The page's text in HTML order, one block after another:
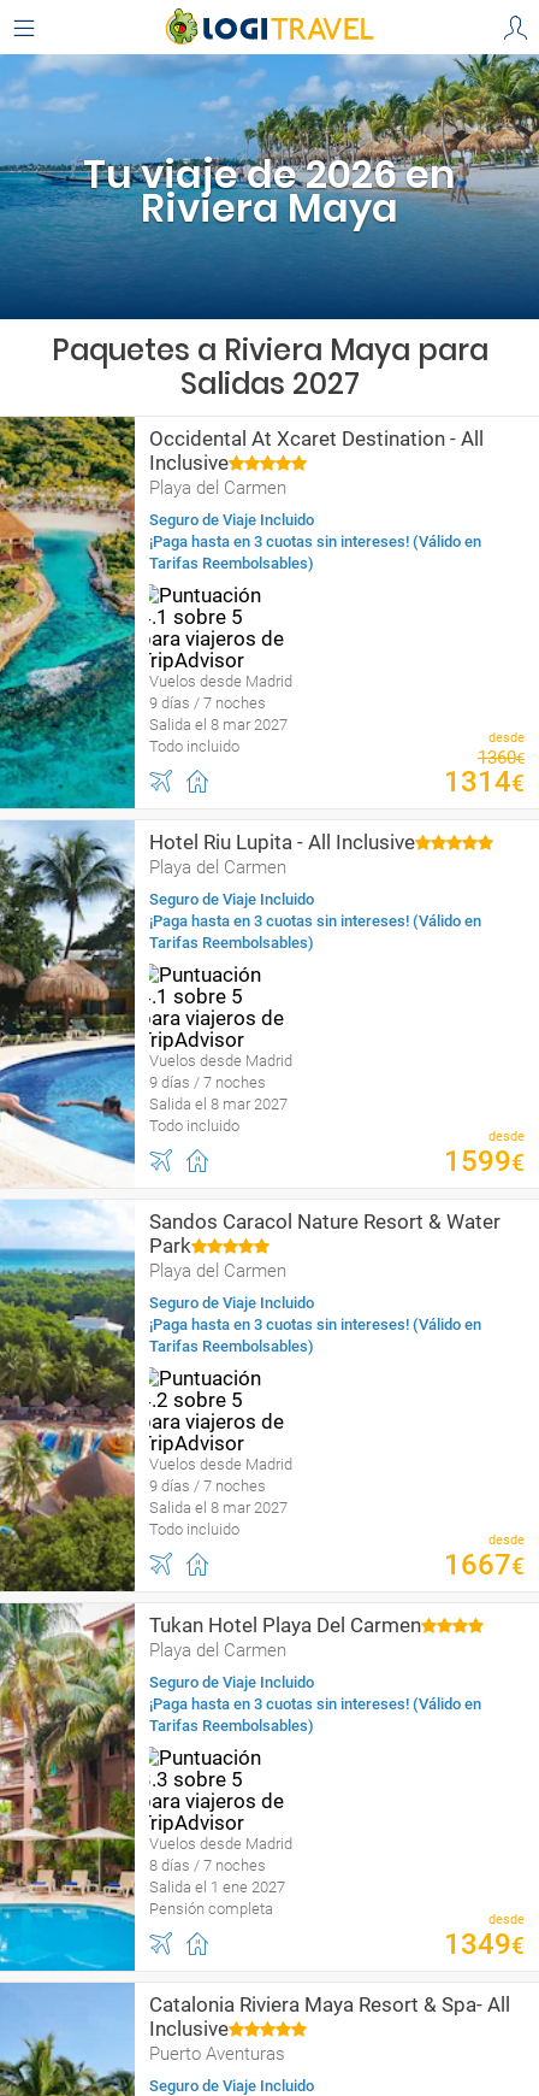
Tu viaje de 2026 en
Riviera Maya
Paquetes a Riviera Maya para
Salidas 2027
Occidental At Xcaret Destination - All
Inclusive
Playa del Carmen
Seguro de Viaje Incluido
¡Paga hasta en 3 cuotas sin intereses! (Válido en
Tarifas Reembolsables)
Vuelos desde Madrid
9 días / 7 noches
Salida el 8 mar 2027
Todo incluido
desde
1360€
1314€
Hotel Riu Lupita - All Inclusive
Playa del Carmen
Seguro de Viaje Incluido
¡Paga hasta en 3 cuotas sin intereses! (Válido en
Tarifas Reembolsables)
Vuelos desde Madrid
9 días / 7 noches
Salida el 8 mar 2027
Todo incluido
desde
1599€
Sandos Caracol Nature Resort & Water
Park
Playa del Carmen
Seguro de Viaje Incluido
¡Paga hasta en 3 cuotas sin intereses! (Válido en
Tarifas Reembolsables)
Vuelos desde Madrid
9 días / 7 noches
Salida el 8 mar 2027
Todo incluido
desde
1667€
Tukan Hotel Playa Del Carmen
Playa del Carmen
Seguro de Viaje Incluido
¡Paga hasta en 3 cuotas sin intereses! (Válido en
Tarifas Reembolsables)
Vuelos desde Madrid
8 días / 7 noches
Salida el 1 ene 2027
Pensión completa
desde
1349€
Catalonia Riviera Maya Resort & Spa- All
Inclusive
Puerto Aventuras
Seguro de Viaje Incluido